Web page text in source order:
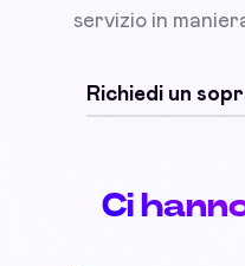
servizio in
Richiedi un
Ci